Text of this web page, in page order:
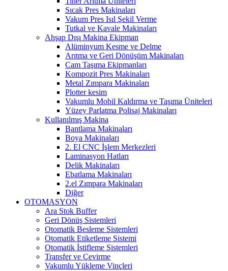
Sıcak Pres Makinaları
Vakum Pres Isıl Şekil Verme
Tutkal ve Kavale Makinaları
Ahşap Dışı Makina Ekipman
Alüminyum Kesme ve Delme
Arıtma ve Geri Dönüşüm Makinaları
Cam Taşıma Ekipmanları
Kompozit Pres Makinaları
Metal Zımpara Makinaları
Plotter kesim
Vakumlu Mobil Kaldırma ve Taşıma Üniteleri
Yüzey Parlatma Polisaj Makinaları
Kullanılmış Makina
Bantlama Makinaları
Boya Makinaları
2. El CNC İşlem Merkezleri
Laminasyon Hatları
Delik Makinaları
Ebatlama Makinaları
2.el Zımpara Makinaları
Diğer
OTOMASYON
Ara Stok Buffer
Geri Dönüş Sistemleri
Otomatik Besleme Sistemleri
Otomatik Etiketleme Sistemi
Otomatik İstifleme Sistemleri
Transfer ve Çevirme
Vakumlu Yükleme Vinçleri